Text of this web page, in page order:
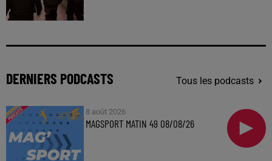
DERNIERS PODCASTS Tous les podcasts
8 août 2026
MAGSPORT MATIN 49 08/08/26